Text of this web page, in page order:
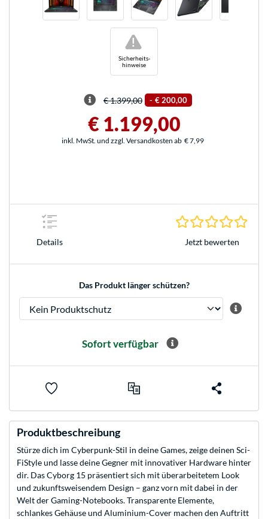
Sicherheits-
hinweise
!
€ 1.399,00 - € 200,00
€ 1.199,00
inkl. MwSt. und zzgl. Versandkosten ab € 7,99
Details Jetzt bewerten
Das Produkt länger schützen?
Sofort verfügbar
Produktbeschreibung
Stürze dich im Cyberpunk-Stil in deine Games, zeige deinen Sci-
FiStyle und lasse deine Gegner mit innovativer Hardware hinter
dir. Das Cyborg 15 präsentiert sich mit überarbeitetem Look
und zukunftsweisendem Design – ganz vorn mit dabei in der
Welt der Gaming-Notebooks. Transparente Elemente,
schlankes Gehäuse und Aluminium-Cover machen den Auftritt